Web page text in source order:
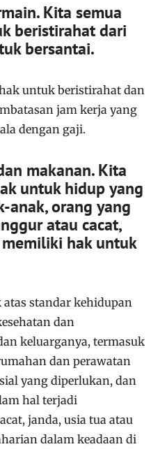
Kita semua
beristirahat dari
bersantai.
untuk beristirahat dan
jam kerja yang
dengan gaji.
makanan. Kita
untuk hidup yang
anak, orang yang
atau cacat,
hak untuk
atas standar kehidupan
dan
keluarganya, termasuk
dan perawatan
yang diperlukan, dan
hal terjadi
janda, usia tua atau
dalam keadaan di